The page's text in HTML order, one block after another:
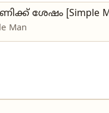
ശേഷം [Simple
Man